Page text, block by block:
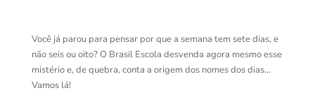
Você já parou para pensar por que a semana tem sete dias, e
não seis ou oito? O Brasil Escola desvenda agora mesmo esse
mistério e, de quebra, conta a origem dos nomes dos dias…
Vamos lá!